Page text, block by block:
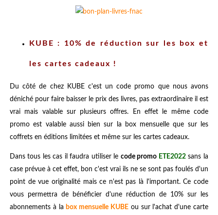
KUBE : 10% de réduction sur les box et
les cartes cadeaux !
Du côté de chez KUBE c'est un code promo que nous avons
déniché pour faire baisser le prix des livres, pas extraordinaire il est
vrai mais valable sur plusieurs offres. En effet le même code
promo est valable aussi bien sur la box mensuelle que sur les
coffrets en éditions limitées et même sur les cartes cadeaux.
Dans tous les cas il faudra utiliser le code promo ETE2022 sans la
case prévue à cet effet, bon c'est vrai ils ne se sont pas foulés d'un
point de vue originalité mais ce n'est pas là l'important. Ce code
vous permettra de bénéficier d'une réduction de 10% sur les
abonnements à la box mensuelle KUBE ou sur l'achat d'une carte